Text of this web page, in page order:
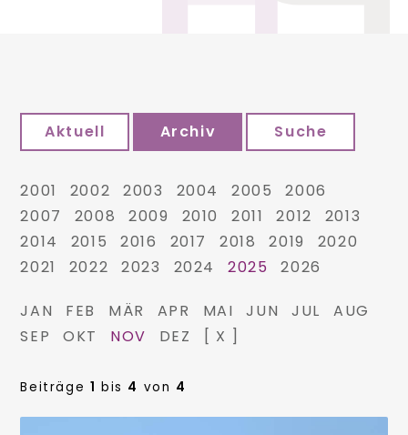
Aktuell Archiv Suche
2001 2002 2003 2004 2005
2006
2007
2008 2009 2010 2011 2012
2013
2014
2015 2016 2017 2018 2019
2020
2021
2022 2023 2024 2025 2026
JAN FEB MÄR APR MAI JUN JUL
AUG
SEP
OKT NOV DEZ [ X ]
Beiträge 1 bis 4 von 4